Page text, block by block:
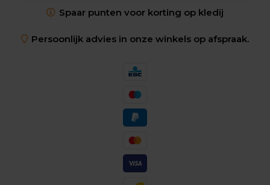
Spaar punten voor korting op kledij
Persoonlijk advies in onze winkels op afspraak.